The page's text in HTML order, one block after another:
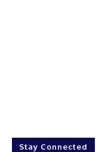
Stay Connected